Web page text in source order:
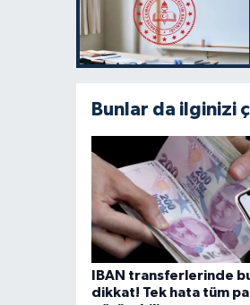
Bunlar da ilginizi
IBAN transferlerinde
dikkat! Tek hata tüm